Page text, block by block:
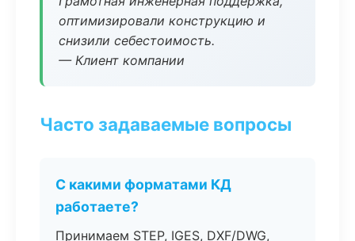
оптимизировали конструкцию и
снизили себестоимость.
— Клиент компании
Часто задаваемые вопросы
С какими форматами КД
работаете?
Принимаем STEP, IGES, DXF/DWG,